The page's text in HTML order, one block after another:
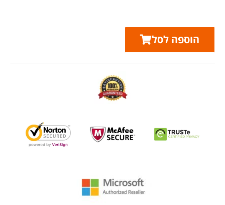
הוספה לסל